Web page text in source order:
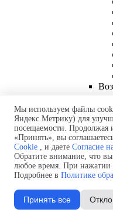
Мы используем файлы
Яндекс.Метрику) для
посещаемости. Продолжая
«Принять», вы
Cookie , и даете Согласие
Обратите внимание, что вы
любое время. При нажатии
Подробнее в Политике
Принять все